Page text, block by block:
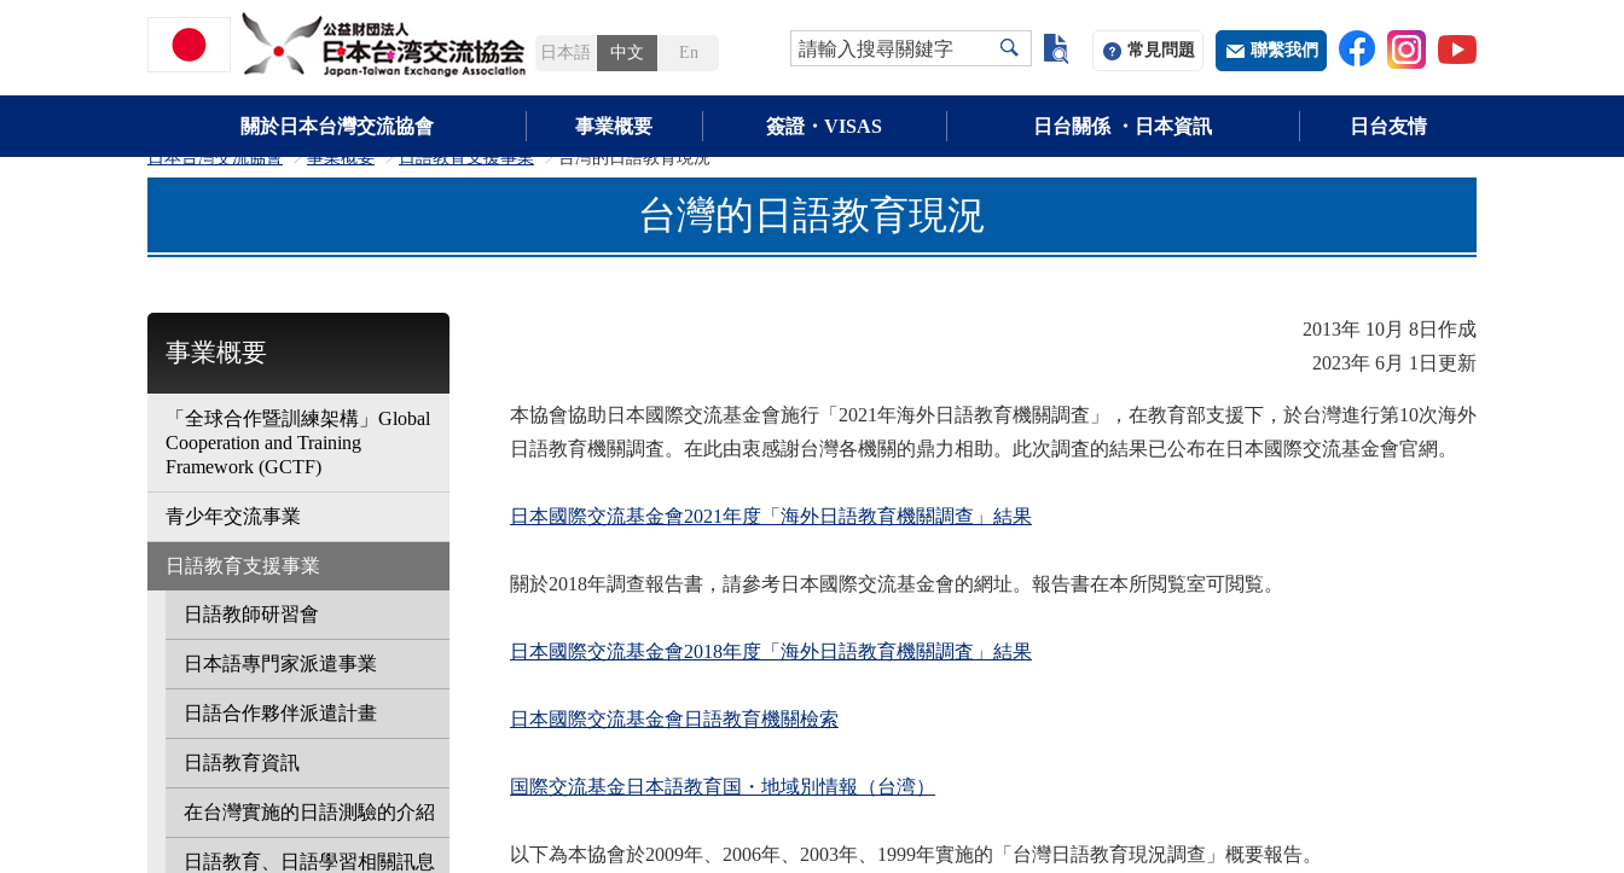
日本語 中文 En 請輸入搜尋關鍵字 常用字词常見問題 聯繫我們
關於日本台灣交流協會 事業概要 簽證・VISAS 日台關係 ・日本資訊 日台友情
日本台灣交流協會 >
事業概要 >
日語教育支援事業 >
台灣的日語教育現況
台灣的日語教育現況
2013年 10月 8日作成
2023年 6月 1日更新
本協會協助日本國際交流基金會施行「2021年海外日語教育機關調査」，在教育部支援下，於台灣進行第10次海外
日語教育機關調査。在此由衷感謝台灣各機關的鼎力相助。此次調査的結果已公布在日本國際交流基金會官網。
日本國際交流基金會2021年度「海外日語教育機關調查」結果
關於2018年調查報告書，請參考日本國際交流基金會的網址。報告書在本所閲覧室可閲覧。
日本國際交流基金會2018年度「海外日語教育機關調査」結果
日本國際交流基金會日語教育機關檢索
国際交流基金日本語教育国・地域別情報（台湾）
以下為本協會於2009年、2006年、2003年、1999年實施的「台灣日語教育現況調查」概要報告。
事業概要
「全球合作暨訓練架構」Global
Cooperation and Training
Framework (GCTF)
青少年交流事業
日語教育支援事業
日語教師研習會
日本語專門家派遣事業
日語合作夥伴派遣計畫
日語教育資訊
在台灣實施的日語測驗的介紹
日語教育、日語學習相關訊息